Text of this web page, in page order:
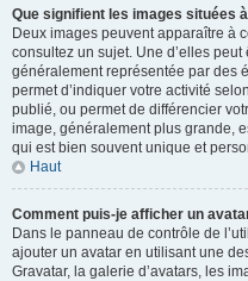
Que signifient les images situées
Deux images peuvent apparaître à
consultez un sujet. Une d’elles
généralement représentée par des
permet d’indiquer votre activité
publié, ou permet de différencier
image, généralement plus grande,
qui est bien souvent unique et
Haut
Comment puis-je afficher un
Dans le panneau de contrôle de
ajouter un avatar en utilisant une
Gravatar, la galerie d’avatars, les